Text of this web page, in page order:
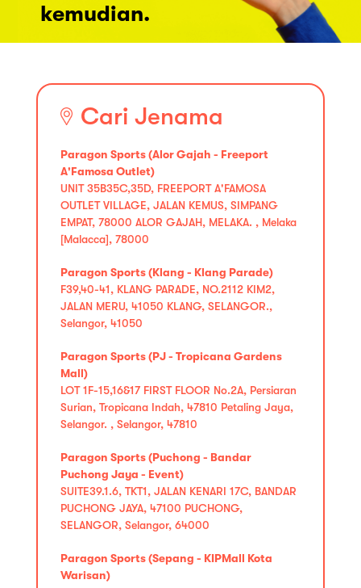
kemudian.
Cari Jenama
Paragon Sports (Alor Gajah - Freeport
A'Famosa Outlet)
UNIT 35B35C,35D, FREEPORT A'FAMOSA
OUTLET VILLAGE, JALAN KEMUS, SIMPANG
EMPAT, 78000 ALOR GAJAH, MELAKA. , Melaka
[Malacca], 78000
Paragon Sports (Klang - Klang Parade)
F39,40-41, KLANG PARADE, NO.2112 KIM2,
JALAN MERU, 41050 KLANG, SELANGOR.,
Selangor, 41050
Paragon Sports (PJ - Tropicana Gardens
Mall)
LOT 1F-15,16&17 FIRST FLOOR No.2A, Persiaran
Surian, Tropicana Indah, 47810 Petaling Jaya,
Selangor. , Selangor, 47810
Paragon Sports (Puchong - Bandar
Puchong Jaya - Event)
SUITE39.1.6, TKT1, JALAN KENARI 17C, BANDAR
PUCHONG JAYA, 47100 PUCHONG,
SELANGOR, Selangor, 64000
Paragon Sports (Sepang - KIPMall Kota
Warisan)